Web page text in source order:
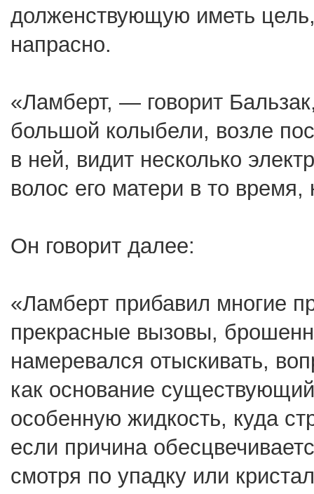
долженствующую иметь
напрасно.
«Ламберт, — говорит
большой колыбели, возле
в ней, видит несколько
волос его матери в то время,
Он говорит далее:
«Ламберт прибавил многие
прекрасные вызовы,
намеревался отыскивать,
как основание
особенную жидкость, куда
если причина
смотря по упадку или